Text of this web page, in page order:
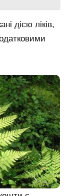
дією ліків,